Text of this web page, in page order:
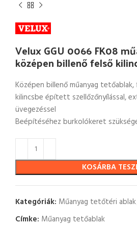
Velux GGU 0066 FK08
középen billenő felső
Középen billenő műanyag tetőablak,
kilincsbe épített szellőzőnyílással,
üvegezéssel
Beépítéséhez burkolókeret
KOSÁRBA
Kategóriák: Műanyag tetőtéri ablak
Címke: Műanyag tetőablak